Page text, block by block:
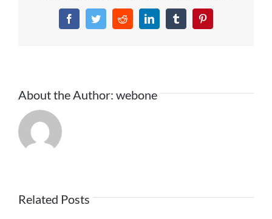
FacebookTwitterRedditLinkedInTumblrPinterest
About the Author: webone
Related Posts